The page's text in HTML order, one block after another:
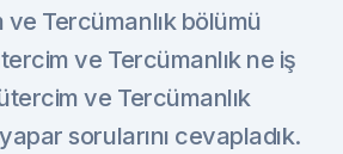
Tercümanlık bölümü
ve Tercümanlık ne iş
ve Tercümanlık
sorularını cevapladık.